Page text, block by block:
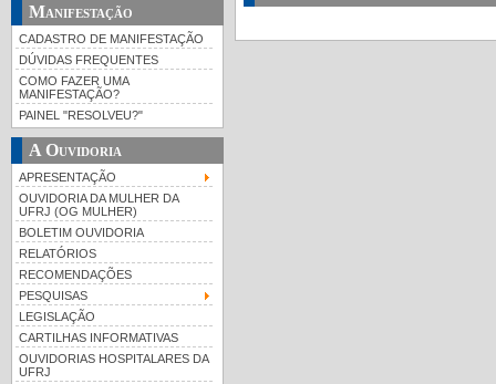
Manifestação
CADASTRO DE MANIFESTAÇÃO
DÚVIDAS FREQUENTES
COMO FAZER UMA
MANIFESTAÇÃO?
PAINEL "RESOLVEU?"
A Ouvidoria
APRESENTAÇÃO
OUVIDORIA DA MULHER DA
UFRJ (OG MULHER)
BOLETIM OUVIDORIA
RELATÓRIOS
RECOMENDAÇÕES
PESQUISAS
LEGISLAÇÃO
CARTILHAS INFORMATIVAS
OUVIDORIAS HOSPITALARES DA
UFRJ